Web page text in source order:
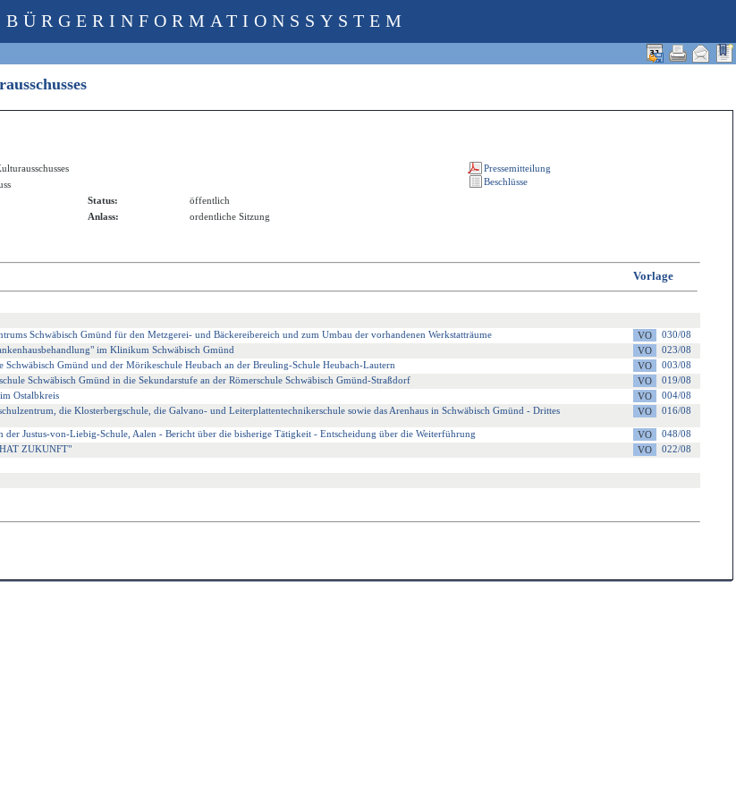
BÜRGERINFORMATIONSSYSTEM
Status:
öffentlich
Anlass:
ordentliche Sitzung
Vorlage
Schwäbisch Gmünd für den Metzgerei- und Bäckereibereich und zum Umbau der vorhandenen Werkstatträume
030/08
im Klinikum Schwäbisch Gmünd
023/08
Schwäbisch Gmünd und der Mörikeschule Heubach an der Breuling-Schule Heubach-Lautern
003/08
Schwäbisch Gmünd in die Sekundarstufe an der Römerschule Schwäbisch Gmünd-Straßdorf
019/08
Ostalbkreis
004/08
die Klosterbergschule, die Galvano- und Leiterplattentechnikerschule sowie das Arenhaus in Schwäbisch Gmünd - Drittes
016/08
Justus-von-Liebig-Schule, Aalen - Bericht über die bisherige Tätigkeit - Entscheidung über die Weiterführung
048/08
ZUKUNFT"
022/08